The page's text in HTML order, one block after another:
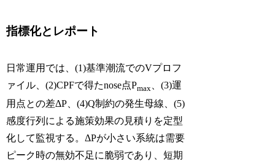
指標化とレポート
日常運用では、(1)基準潮流でのVプロフ
ァイル、(2)CPFで得たnose点Pmax 、(3)運
用点との差ΔP、(4)Q制約の発生母線、(5)
感度行列による施策効果の見積りを定型
化して監視する。ΔPが小さい系統は需要
ピーク時の無効不足に脆弱であり、短期